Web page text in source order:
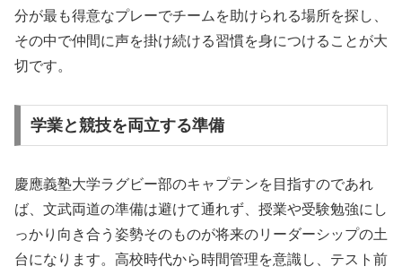
分が最も得意なプレーでチームを助けられる場所を探し、
その中で仲間に声を掛け続ける習慣を身につけることが大
切です。
学業と競技を両立する準備
慶應義塾大学ラグビー部のキャプテンを目指すのであれ
ば、文武両道の準備は避けて通れず、授業や受験勉強にし
っかり向き合う姿勢そのものが将来のリーダーシップの土
台になります。高校時代から時間管理を意識し、テスト前